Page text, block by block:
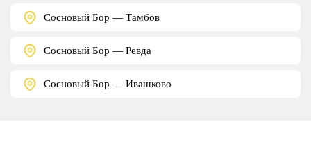
Сосновый Бор — Тамбов
Сосновый Бор — Ревда
Сосновый Бор — Ивашково